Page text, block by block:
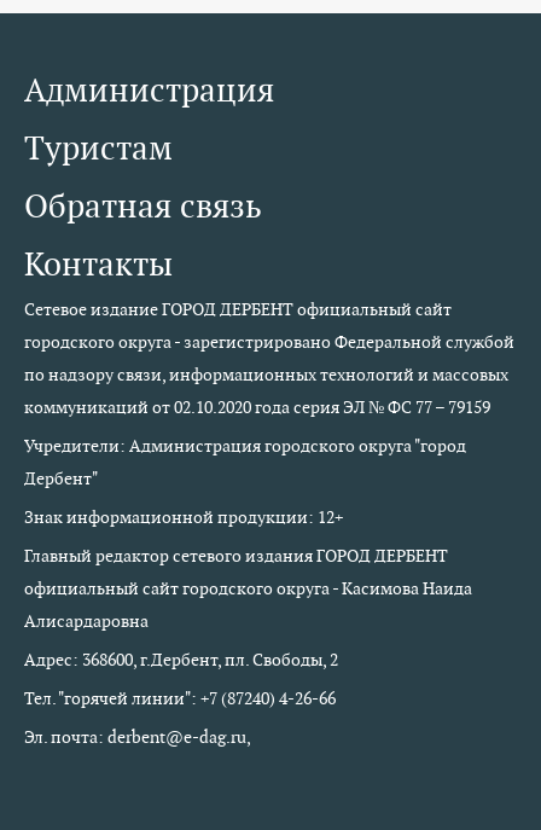
Администрация
Туристам
Обратная связь
Контакты
Сетевое издание ГОРОД ДЕРБЕНТ официальный сайт
городского округа - зарегистрировано Федеральной службой
по надзору связи, информационных технологий и массовых
коммуникаций от 02.10.2020 года серия ЭЛ № ФС 77 – 79159
Учредители: Администрация городского округа "город
Дербент"
Знак информационной продукции: 12+
Главный редактор сетевого издания ГОРОД ДЕРБЕНТ
официальный сайт городского округа - Касимова Наида
Алисардаровна
Адрес: 368600, г.Дербент, пл. Свободы, 2
Тел. "горячей линии": +7 (87240) 4-26-66
Эл. почта: derbent@e-dag.ru,